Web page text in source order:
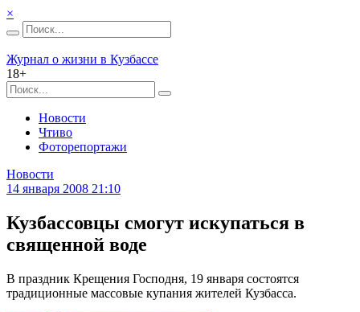
×
Журнал о жизни в Кузбассе
18+
Новости
Чтиво
Фоторепортажи
Новости
14 января 2008 21:10
Кузбассовцы смогут искупаться в
священной воде
В праздник Крещения Господня, 19 января состоятся
традиционные массовые купания жителей Кузбасса.